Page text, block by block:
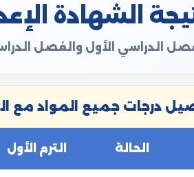
الشهادة
الدراسي الأول والفصل
درجات جميع المواد مع
الحالة الترم الأول